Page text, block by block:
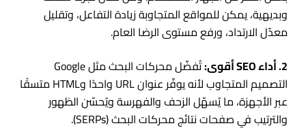
وبديهية، يمكن للمواقع المتجاوبة زيادة التفاعل، وتقليل
معدّل الارتداد، ورفع مستوى الرضا العام.
2. أداء SEO أقوى:
تُفضّل محركات البحث مثل Google
التصميم المتجاوب لأنه يوفّر عنوان URL واحدًا وHTML متسقًا
عبر الأجهزة، ما يُسهّل الزحف والفهرسة ويُحسّن الظهور
والترتيب في صفحات نتائج محركات البحث (SERPs).